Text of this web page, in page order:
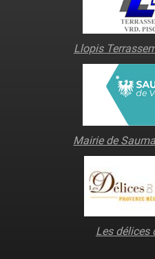
Llopis
Mairie de
Les délices